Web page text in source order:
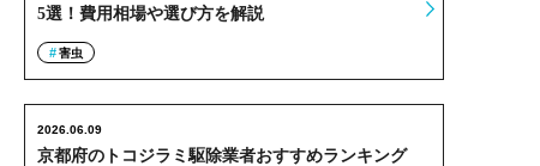
5選！費用相場や選び方を解説
害虫
京都府のトコジラミ駆除業者おすすめランキング
2026.06.09